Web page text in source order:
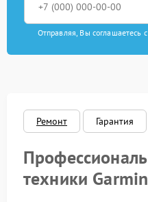
Отправляя, Вы соглашаетесь с
Ремонт Гарантия
техники Garmin